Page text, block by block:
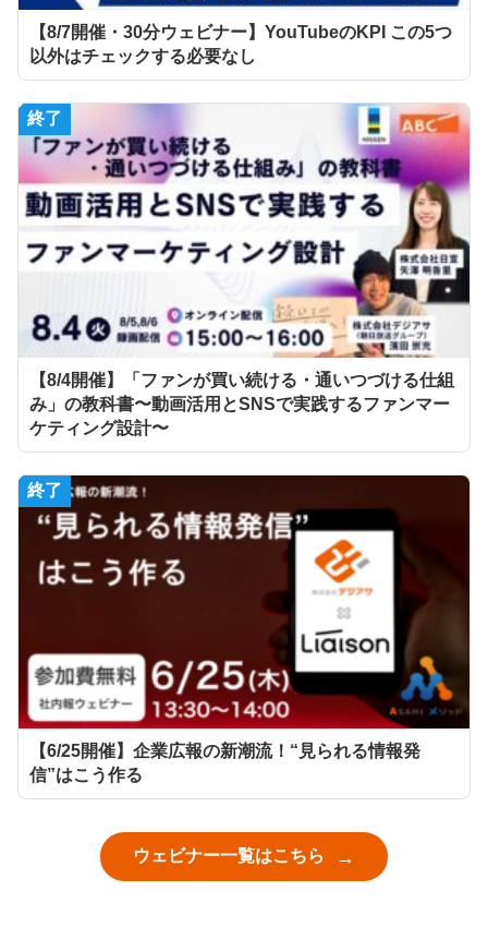
【8/7開催・30分ウェビナー】YouTubeのKPI この5つ
以外はチェックする必要なし
終了
【8/4開催】「ファンが買い続ける・通いつづける仕組
み」の教科書〜動画活用とSNSで実践するファンマー
ケティング設計〜
終了
【6/25開催】企業広報の新潮流！“見られる情報発
信”はこう作る
ウェビナー一覧はこちら